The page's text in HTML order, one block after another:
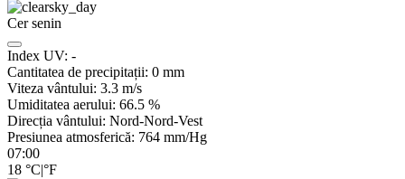
Cer senin
Index UV: -
Cantitatea de precipitații: 0 mm
Viteza vântului: 3.3 m/s
Umiditatea aerului: 66.5 %
Direcția vântului: Nord-Nord-Vest
Presiunea atmosferică: 764 mm/Hg
07:00
18 °C|°F